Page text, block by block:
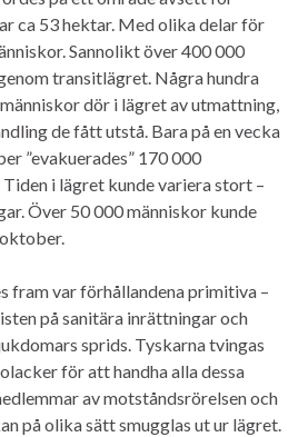
ca 53 hektar. Med olika delar för
Sannolikt över 400 000
transitlägret. Några hundra
dör i lägret av utmattning,
de fått utstå. Bara på en vecka
”evakuerades” 170 000
i lägret kunde variera stort –
Över 50 000 människor kunde
fram var förhållandena primitiva –
på sanitära inrättningar och
sprids. Tyskarna tvingas
för att handha alla dessa
av motståndsrörelsen och
på olika sätt smugglas ut ur lägret.